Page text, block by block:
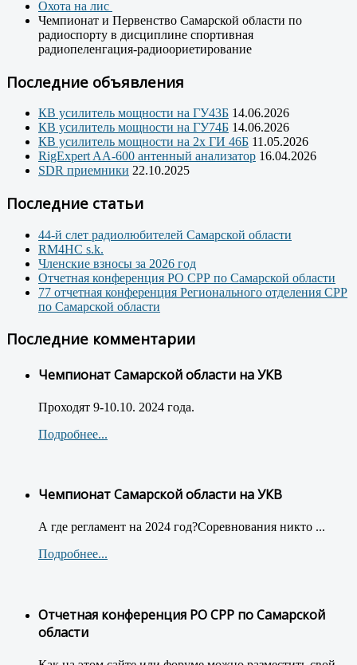
Охота на лис
Чемпионат и Первенство Самарской области по
радиоспорту в дисциплине спортивная
радиопеленгация-радиоориетирование
Последние объявления
КВ усилитель мощности на ГУ43Б 14.06.2026
КВ усилитель мощности на ГУ74Б 14.06.2026
КВ усилитель мощности на 2х ГИ 46Б 11.05.2026
RigExpert AA-600 антенный анализатор 16.04.2026
SDR приемники 22.10.2025
Последние статьи
44-й слет радиолюбителей Самарской области
RM4HC s.k.
Членские взносы за 2026 год
Отчетная конференция РО СРР по Самарской области
77 отчетная конференция Регионального отделения СРР
по Самарской области
Последние комментарии
Чемпионат Самарской области на УКВ
Проходят 9-10.10. 2024 года.
Подробнее...
Чемпионат Самарской области на УКВ
А где регламент на 2024 год?Соревнования никто ...
Подробнее...
Отчетная конференция РО СРР по Самарской
области